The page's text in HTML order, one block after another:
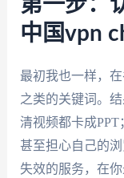
中国vpn
最初我也一样，在
之类的关键词。
清视频都卡成PPT
甚至担心自己的
失效的服务，在